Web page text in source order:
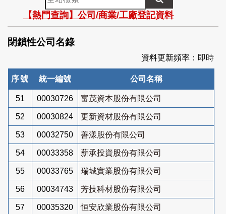
站
檢
索
【熱門查詢】公司/商業/工廠登記資料
閉鎖性公司名錄
資料更新頻率：即時
序號 統一編號 公司名稱
51 00030726 富茂資本股份有限公司
52 00030824 更新資材股份有限公司
53 00032750 善漾股份有限公司
54 00033358 薪承投資股份有限公司
55 00033765 瑞城實業股份有限公司
56 00034743 芳技科材股份有限公司
57 00035320 恒安欣業股份有限公司